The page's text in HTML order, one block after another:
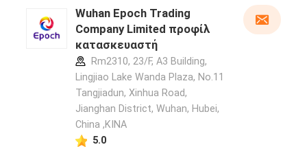
Wuhan Epoch Trading
Company Limited προφίλ
κατασκευαστή
Rm2310, 23/F, A3 Building,
Lingjiao Lake Wanda Plaza, No.11
Tangjiadun, Xinhua Road,
Jianghan District, Wuhan, Hubei,
China ,ΚΙΝΑ
5.0